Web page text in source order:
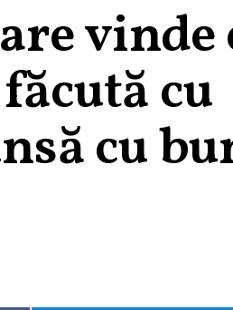
vinde
cu
cu